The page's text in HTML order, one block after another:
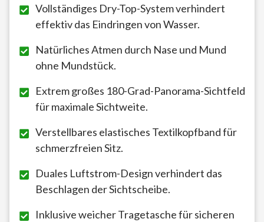
Vollständiges Dry-Top-System verhindert
effektiv das Eindringen von Wasser.
Natürliches Atmen durch Nase und Mund
ohne Mundstück.
Extrem großes 180-Grad-Panorama-Sichtfeld
für maximale Sichtweite.
Verstellbares elastisches Textilkopfband für
schmerzfreien Sitz.
Duales Luftstrom-Design verhindert das
Beschlagen der Sichtscheibe.
Inklusive weicher Tragetasche für sicheren